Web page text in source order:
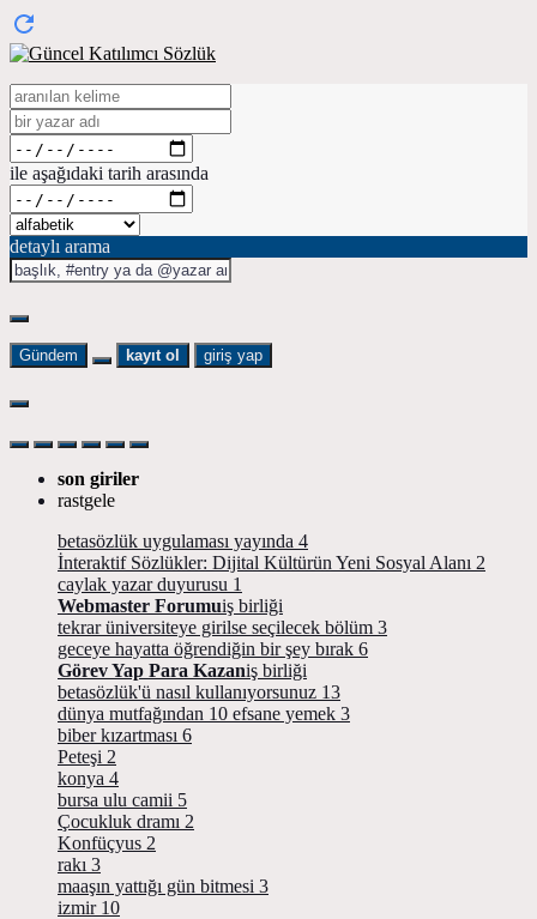
ile aşağıdaki tarih arasında
detaylı arama
Gündem kayıt ol giriş yap
son giriler
rastgele
betasözlük uygulaması yayında 4
İnteraktif Sözlükler: Dijital Kültürün Yeni Sosyal Alanı 2
caylak yazar duyurusu 1
Webmaster Forumuiş birliği
tekrar üniversiteye girilse seçilecek bölüm 3
geceye hayatta öğrendiğin bir şey bırak 6
Görev Yap Para Kazaniş birliği
betasözlük'ü nasıl kullanıyorsunuz 13
dünya mutfağından 10 efsane yemek 3
biber kızartması 6
Peteşi 2
konya 4
bursa ulu camii 5
Çocukluk dramı 2
Konfüçyus 2
rakı 3
maaşın yattığı gün bitmesi 3
izmir 10